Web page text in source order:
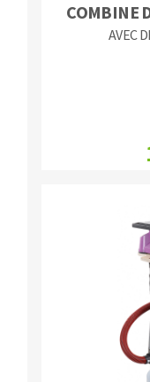
COMBINE
AVEC